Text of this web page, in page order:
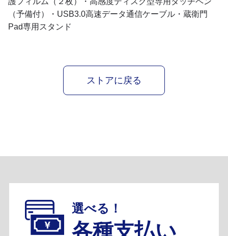
（予備付）・USB3.0高速データ通信ケーブル・蔵衛門
Pad専用スタンド
ストアに戻る
選べる！
各種支払い